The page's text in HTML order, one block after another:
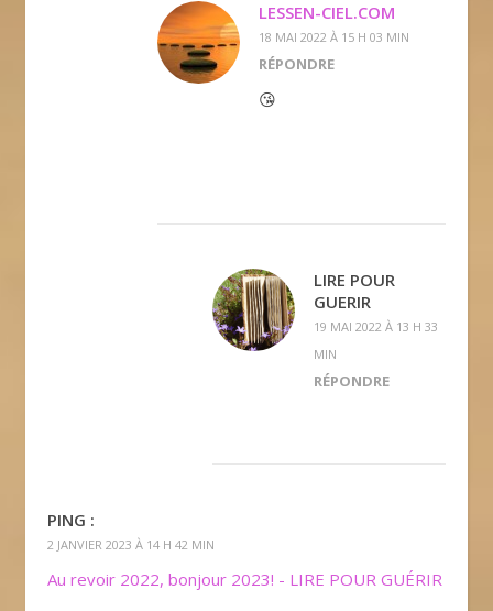
LESSEN-CIEL.COM
18 MAI 2022 À 15 H 03 MIN
RÉPONDRE
😘
LIRE POUR
GUERIR
19 MAI 2022 À 13 H 33
MIN
RÉPONDRE
PING :
2 JANVIER 2023 À 14 H 42 MIN
Au revoir 2022, bonjour 2023! - LIRE POUR GUÉRIR